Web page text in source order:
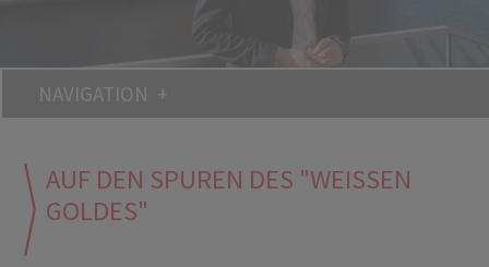
NAVIGATION
AUF DEN SPUREN DES "WEISSEN G
OLDES"